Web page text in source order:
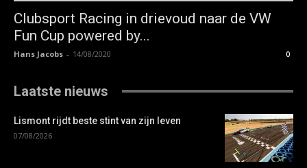
Clubsport Racing in drievoud naar de VW
Fun Cup powered by...
Hans Jacobs - 14/08/2020 0
Laatste nieuws
Lismont rijdt beste stint van zijn leven
07/08/2026